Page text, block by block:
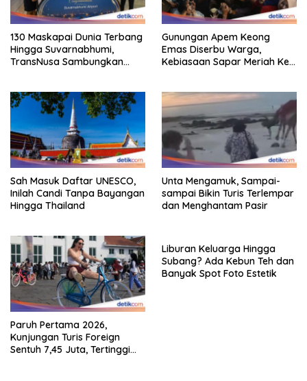
130 Maskapai Dunia Terbang
Hingga Suvarnabhumi,
TransNusa Sambungkan
Gunungan Apem Keong
Emas Diserbu Warga,
Kebiasaan Sapar Meriah Ke
Sah Masuk Daftar UNESCO,
Inilah Candi Tanpa Bayangan
Hingga Thailand
Unta Mengamuk, Sampai-
sampai Bikin Turis Terlempar
dan Menghantam Pasir
Paruh Pertama 2026,
Kunjungan Turis Foreign
Sentuh 7,45 Juta, Tertinggi
Liburan Keluarga Hingga
Subang? Ada Kebun Teh dan
Banyak Spot Foto Estetik